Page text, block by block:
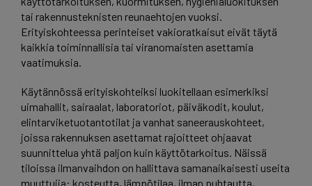
tai rakennusteknisten reunaehtojen vuoksi.
Erityiskohteessa perinteiset vakioratkaisut eivät täytä
kaikkia toiminnallisia tai viranomaisten asettamia
vaatimuksia.
Käytännössä erityiskohteiksi luokitellaan esimerkiksi
uimahallit, sairaalat, laboratoriot, päiväkodit, koulut,
elintarviketuotantotilat ja vanhat saneerauskohteet,
joissa rakennuksen asettamat rajoitteet ohjaavat
suunnittelua yhtä paljon kuin käyttötarkoitus. Näissä
tiloissa ilmanvaihdon on hallittava samanaikaisesti useita
muuttujia: kosteutta, lämpötilaa, ilman puhtautta,